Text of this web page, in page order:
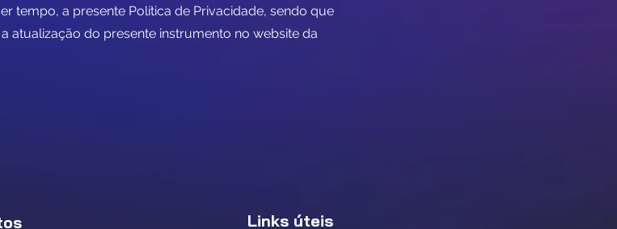
tempo, a presente Política de Privacidade, sendo que
atualização do presente instrumento no website da
Links úteis